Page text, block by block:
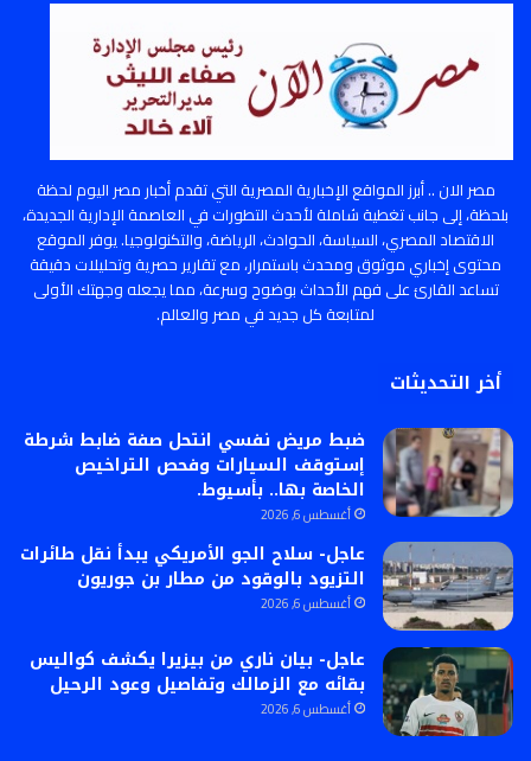
مصر الان .. أبرز المواقع الإخبارية المصرية التي تقدم أخبار مصر اليوم لحظة
بلحظة، إلى جانب تغطية شاملة لأحدث التطورات في العاصمة الإدارية الجديدة،
الاقتصاد المصري، السياسة، الحوادث، الرياضة، والتكنولوجيا. يوفر الموقع
محتوى إخباري موثوق ومحدث باستمرار، مع تقارير حصرية وتحليلات دقيقة
تساعد القارئ على فهم الأحداث بوضوح وسرعة، مما يجعله وجهتك الأولى
لمتابعة كل جديد في مصر والعالم.
أخر التحديثات
ضبط مريض نفسي انتحل صفة ضابط شرطة
إستوقف السيارات وفحص التراخيص
الخاصة بها.. بأسيوط.
أغسطس 6, 2026
عاجل- سلاح الجو الأمريكي يبدأ نقل طائرات
التزيود بالوقود من مطار بن جوريون
أغسطس 6, 2026
عاجل- بيان ناري من بيزيرا يكشف كواليس
بقائه مع الزمالك وتفاصيل وعود الرحيل
أغسطس 6, 2026